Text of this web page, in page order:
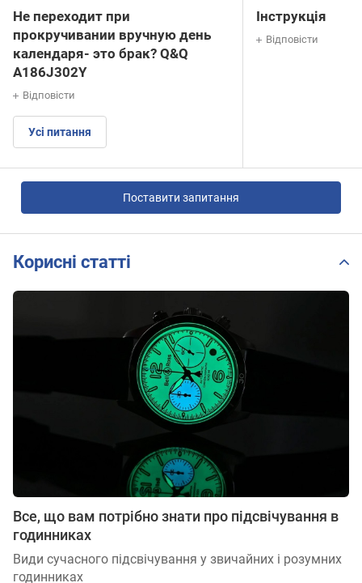
Не переходит при
прокручивании вручную день
календаря- это брак? Q&Q
A186J302Y
Відповісти
Усі питання
Інструкція
Відповісти
Поставити запитання
Корисні статті
Все, що вам потрібно знати про підсвічування в
годинниках
Види сучасного підсвічування у звичайних і розумних
годинниках